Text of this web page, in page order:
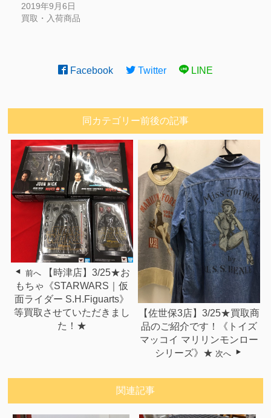
2019年9月6日
買取・入荷商品
Facebook Twitter LINE
同カテゴリー前後の記事
前へ
【時津店】3/25★お
もちゃ《STARWARS｜仮
面ライダー S.H.Figuarts》
等買取させていただきまし
た！★
【佐世保3店】3/25★買取商
品のご紹介です！《トイズ
マッコイ マリリンモンロー
シリーズ》★ 次へ
関連記事